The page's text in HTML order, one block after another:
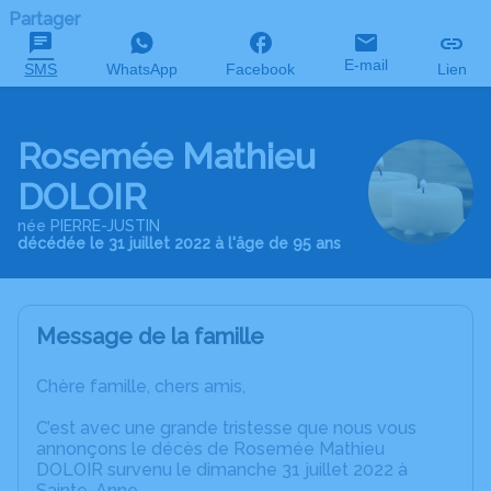
Partager
SMS WhatsApp Facebook E-mail Lien
Rosemée Mathieu
DOLOIR
née PIERRE-JUSTIN
décédée le 31 juillet 2022 à l'âge de 95 ans
Message de la famille
Chère famille, chers amis,
C’est avec une grande tristesse que nous vous
annonçons le décès de Rosemée Mathieu
DOLOIR survenu le dimanche 31 juillet 2022 à